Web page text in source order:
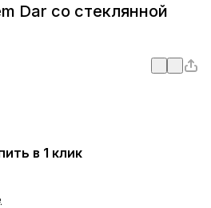
Dar со стеклянной
в 1 клик